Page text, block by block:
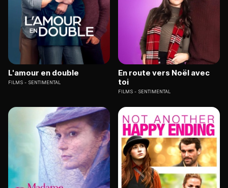
L'amour en double
FILMS SENTIMENTAL
En route vers Noël avec
toi
FILMS SENTIMENTAL